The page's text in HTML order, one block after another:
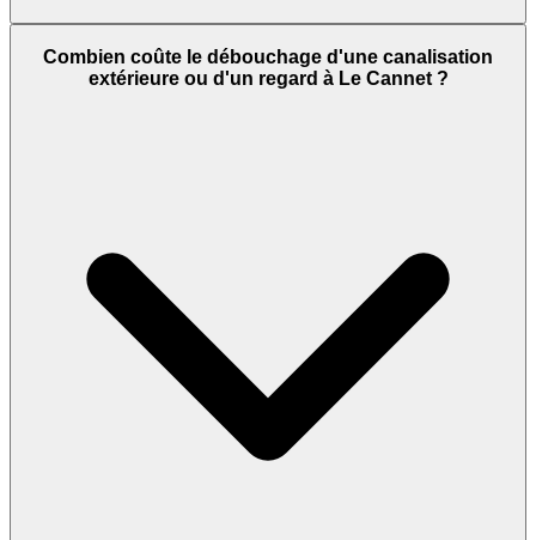
Combien coûte le débouchage d'une canalisation
extérieure ou d'un regard à Le Cannet ?